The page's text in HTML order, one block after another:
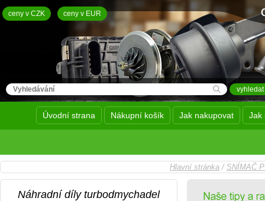
ceny v CZK ceny v EUR
Úvodní strana Nákupní košík Jak nakupovat Jak
Hlavní stránka / SNÍMAČ
Náhradní díly turbodmychadel